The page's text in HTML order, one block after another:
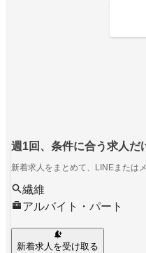
週1回、条件に合う求人だ
新着求人をまとめて、LINEまたは
繊維
アルバイト・パート
新着求人を受け取る